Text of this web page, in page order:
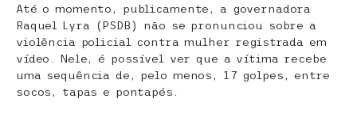
Até o momento, publicamente, a governadora
Raquel Lyra (PSDB) não se pronunciou sobre a
violência policial contra mulher registrada em
vídeo. Nele, é possível ver que a vítima recebe
uma sequência de, pelo menos, 17 golpes, entre
socos, tapas e pontapés.